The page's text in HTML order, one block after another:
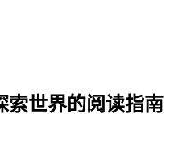
索世界的阅读指南